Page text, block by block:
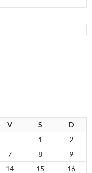
V S
D
1
2
7 8
9
14 15
16